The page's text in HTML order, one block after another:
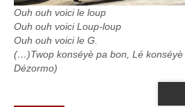
Ouh ouh voici le loup
Ouh ouh voici Loup-loup
Ouh ouh voici le G.
(…)Twop konséyè pa bon, Lé
Dézormo)